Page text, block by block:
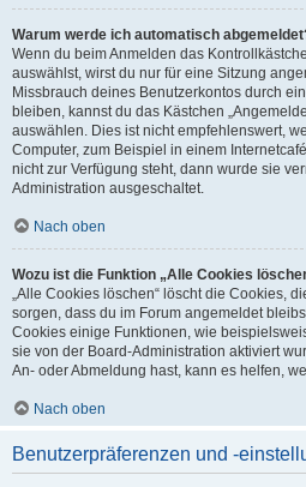
Warum werde ich automatisch
Wenn du beim Anmelden das
auswählst, wirst du nur für eine Sitzung
Missbrauch deines Benutzerkontos durch
bleiben, kannst du das Kästchen
auswählen. Dies ist nicht empfehlenswert,
Computer, zum Beispiel in einem
nicht zur Verfügung steht, dann wurde sie
Administration ausgeschaltet.
Nach oben
Wozu ist die Funktion „Alle Cookies
„Alle Cookies löschen“ löscht die Cookies,
sorgen, dass du im Forum angemeldet
Cookies einige Funktionen, wie
sie von der Board-Administration aktiviert
An- oder Abmeldung hast, kann es helfen,
Nach oben
Benutzerpräferenzen und -